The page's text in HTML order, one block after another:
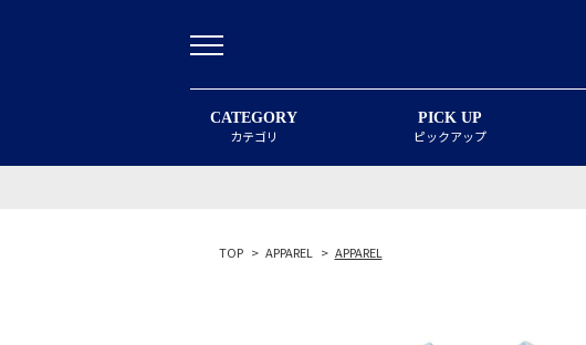
CATEGORY
カテゴリ
PICK UP
ピックアップ
TOP > APPAREL > APPAREL